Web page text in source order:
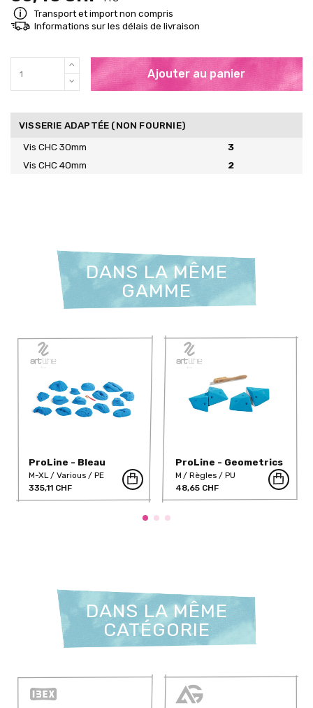
Transport et import non compris
Informations sur les délais de livraison
Ajouter au panier
VISSERIE ADAPTÉE (NON FOURNIE)
Vis CHC 30mm
3
Vis CHC 40mm
2
DANS LA MÊME
GAMME
ProLine - Bleau
M-XL Various
PE
335,11 CHF
ProLine - Geometrics
Twins M (PU)
M Règles
PU
48,65 CHF
DANS LA MÊME
CATÉGORIE